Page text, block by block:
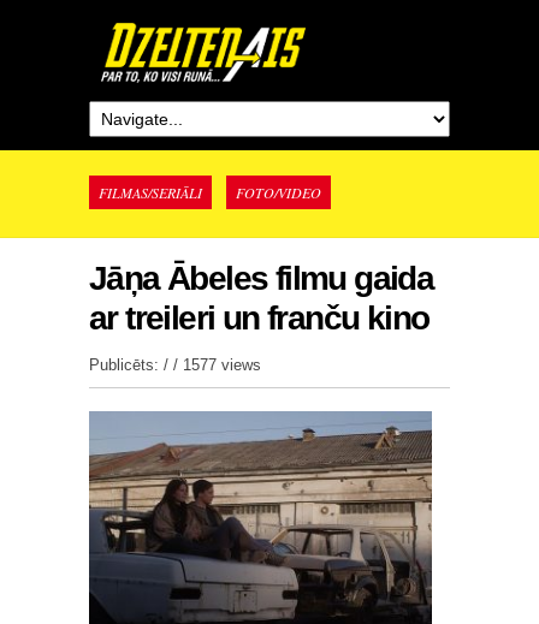
FILMAS/SERIĀLI FOTO/VIDEO
Jāņa Ābeles filmu gaida
ar treileri un franču kino
Publicēts: / / 1577 views